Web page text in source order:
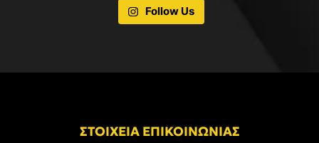
Follow Us
ΣΤΟΙΧΕΙΑ ΕΠΙΚΟΙΝΩΝΙΑΣ